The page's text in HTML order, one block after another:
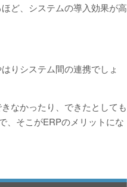
ど、システムの導入効果が高
りシステム間の連携でしょ
なかったり、できたとしても
、そこがERPのメリットにな